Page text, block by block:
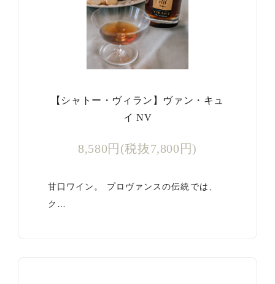
【シャトー・ヴィラン】ヴァン・キュ
イ NV
8,580円(税抜7,800円)
甘口ワイン。 プロヴァンスの伝統では、
ク…